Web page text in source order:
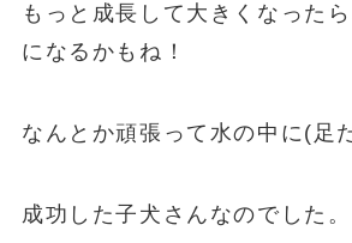
もっと成長して大きくなった
になるかもね！
なんとか頑張って水の中に(足
成功した子犬さんなのでした。